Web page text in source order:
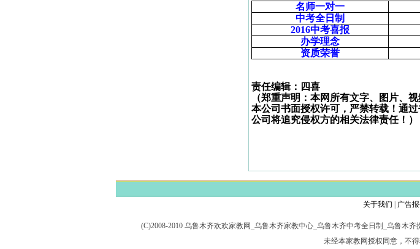
名师一对一
中考全日制
2016中考喜报
办学理念
资质荣誉
责任编辑：四喜
（郑重声明：本网所有文字、图片、
本公司书面授权许可，严禁转载！通
公司将追究侵权方的相关法律责任！）
关于我们 广告
(C)2008-2010 乌鲁木齐欢欢家教网_乌鲁木齐家教中心_乌鲁木齐中考全日制_乌鲁木
未经本家教网授权同意，不